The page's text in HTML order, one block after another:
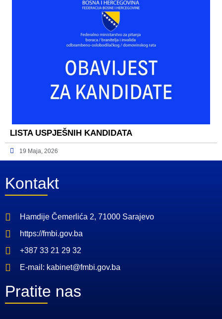
LISTA USPJEŠNIH KANDIDATA
19 Maja, 2026
Kontakt
Hamdije Čemerlića 2, 71000 Sarajevo
https://fmbi.gov.ba
+387 33 21 29 32
E-mail: kabinet@fmbi.gov.ba
Pratite nas